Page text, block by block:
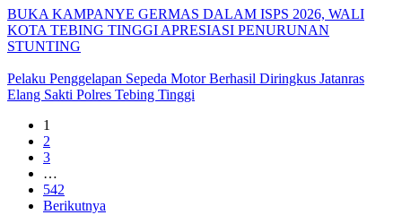
BUKA KAMPANYE GERMAS DALAM ISPS 2026, WALI
KOTA TEBING TINGGI APRESIASI PENURUNAN
STUNTING
Pelaku Penggelapan Sepeda Motor Berhasil Diringkus Jatanras
Elang Sakti Polres Tebing Tinggi
1
2
3
…
542
Berikutnya